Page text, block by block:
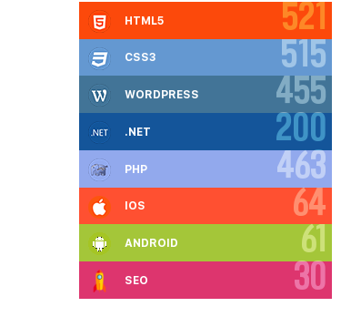
HTML5 521
CSS3 515
WORDPRESS 455
.NET 200
PHP 463
IOS 64
ANDROID 61
SEO 30